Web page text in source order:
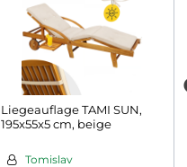
Liegeauflage TAMI SUN,
195x55x5 cm, beige
Tomislav